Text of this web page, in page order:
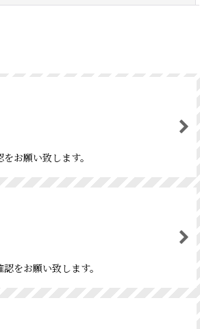
お願い致します。
をお願い致します。